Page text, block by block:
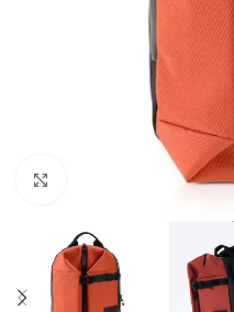
Клацніть, щоб